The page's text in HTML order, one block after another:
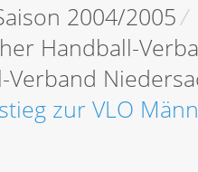
2004/2005/
Handball-
Verband
zur VLO